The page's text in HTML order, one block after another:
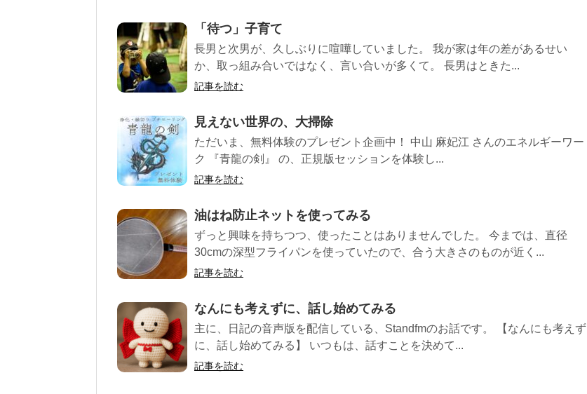
「待つ」子育て
長男と次男が、久しぶりに喧嘩していました。 我が家は年の差があるせい
か、取っ組み合いではなく、言い合いが多くて。 長男はときた...
記事を読む
見えない世界の、大掃除
ただいま、無料体験のプレゼント企画中！ 中山 麻妃江 さんのエネルギーワー
ク 『青龍の剣』 の、正規版セッションを体験し...
記事を読む
油はね防止ネットを使ってみる
ずっと興味を持ちつつ、使ったことはありませんでした。 今までは、直径
30cmの深型フライパンを使っていたので、合う大きさのものが近く...
記事を読む
なんにも考えずに、話し始めてみる
主に、日記の音声版を配信している、Standfmのお話です。 【なんにも考えず
に、話し始めてみる】 いつもは、話すことを決めて...
記事を読む